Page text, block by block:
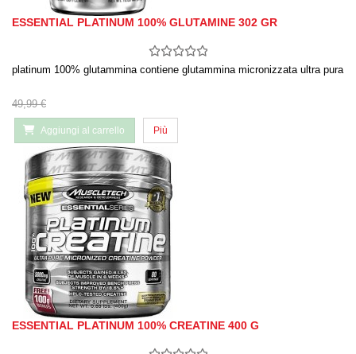
ESSENTIAL PLATINUM 100% GLUTAMINE 302 GR
platinum 100% glutammina contiene glutammina micronizzata ultra pura
49,99 €
Aggiungi al carrello Più
ESSENTIAL PLATINUM 100% CREATINE 400 G